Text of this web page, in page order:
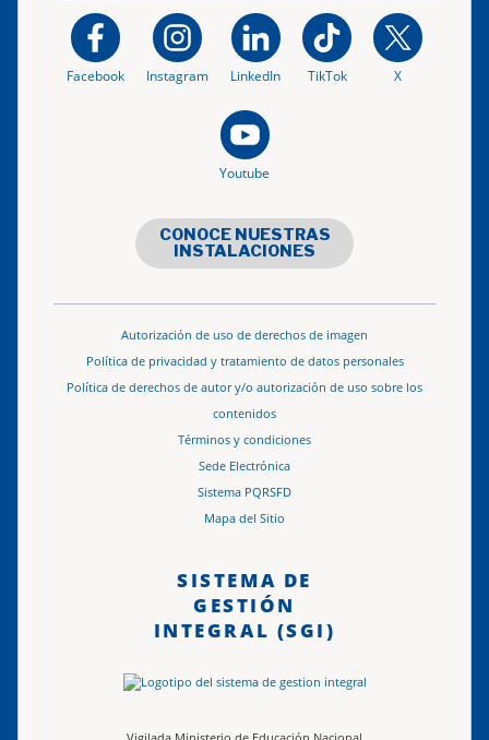
Facebook Instagram LinkedIn TikTok X
Youtube
CONOCE NUESTRAS
INSTALACIONES
Autorización de uso de derechos de imagen
Política de privacidad y tratamiento de datos personales
Política de derechos de autor y/o autorización de uso sobre los
contenidos
Términos y condiciones
Sede Electrónica
Sistema PQRSFD
Mapa del Sitio
SISTEMA DE
GESTIÓN
INTEGRAL (SGI)